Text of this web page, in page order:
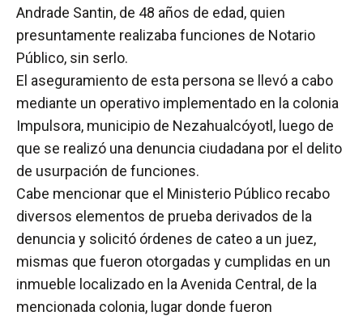
Andrade Santin, de 48 años de edad, quien
presuntamente realizaba funciones de Notario
Público, sin serlo.
El aseguramiento de esta persona se llevó a cabo
mediante un operativo implementado en la colonia
Impulsora, municipio de Nezahualcóyotl, luego de
que se realizó una denuncia ciudadana por el delito
de usurpación de funciones.
Cabe mencionar que el Ministerio Público recabo
diversos elementos de prueba derivados de la
denuncia y solicitó órdenes de cateo a un juez,
mismas que fueron otorgadas y cumplidas en un
inmueble localizado en la Avenida Central, de la
mencionada colonia, lugar donde fueron